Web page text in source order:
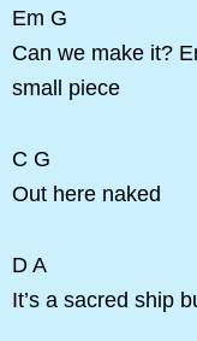
Em G
Can we make it?
small piece
C G
Out here naked
D A
It’s a sacred ship